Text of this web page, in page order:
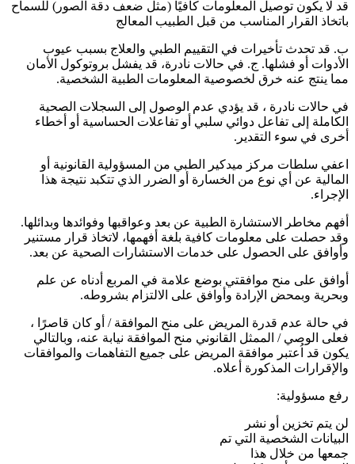
قد لا يكون توصيل المعلومات كافيًا (مثل ضعف دقة الصور) للسماح
باتخاذ القرار المناسب من قبل الطبيب المعالج
ب. قد تحدث تأخيرات في التقييم الطبي والعلاج بسبب عيوب
الأدوات أو فشلها. ج. في حالات نادرة، قد يفشل بروتوكول الأمان
مما ينتج عنه خرق لخصوصية المعلومات الطبية الشخصية.
في حالات نادرة ، قد يؤدي عدم الوصول إلى السجلات الصحية
الكاملة إلى تفاعل دوائي سلبي أو تفاعلات الحساسية أو أخطاء
أخرى في سوء التقدير.
اعفي سلطات مركز ميدكير الطبي من المسؤولية القانونية أو
المالية عن أي نوع من الخسارة أو الضرر الذي تتكبد نتيجة هذا
الإجراء.
أفهم مخاطر الاستشارة الطبية عن بعد وعواقبها وفوائدها وبدائلها.
وقد حصلت على معلومات كافية بلغة أفهمها، لاتخاذ قرار مستنير
وأوافق على الحصول على خدمات الاستشارات الصحية عن بعد.
أوافق على منح موافقتي بوضع علامة في المربع أدناه عن علم
وبحرية وبمحض الإرادة وأوافق على الالتزام بشروطه.
في حالة عدم قدرة المريض على منح الموافقة / أو كان قاصرًا ،
فعلى الوصي / الممثل القانوني منح الموافقة نيابة عنه، وبالتالي
يكون قد اُعتبر موافقة المريض على جميع التفاهمات والموافقات
والإقرارات المذكورة أعلاه.
رفع مسؤولية:
لن يتم تخزين أو نشر
البيانات الشخصية التي تم
جمعها من خلال هذا